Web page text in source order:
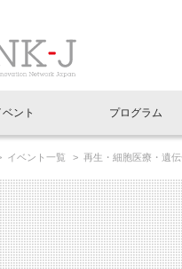
お知らせメール登録
ベント
一覧
催・共催 特別
賛・協力 出展
プログラム
相談室
ュー・コラム一覧
ルインタビュー
ム
一覧
プレ
情報 海外
拶
携
一覧
ューはこちら
・会議室
イベント一覧 再生・細胞医療・遺